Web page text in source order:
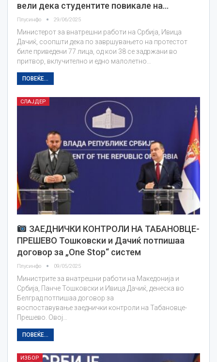
вели дека студентите повикале на…
Плусинфо 29/06/2025
Министерот за внатрешни работи на Србија, Ивица
Дачиќ, соопшти дека по завршувањето на протестот
биле приведени 77 лица, од кои 38 се задржани во
притвор, вклучително и едно малолетно…
ПОВЕЌЕ...
СЛАЈДЕР
ЗАЕДНИЧКИ КОНТРОЛИ НА ТАБАНОВЦЕ-
ПРЕШЕВО Тошковски и Дачиќ потпишаа
договор за „One Stop“ систем
Плусинфо 09/05/2025
Министрите за внатрешни работи на Македонија и
Србија, Панче Тошковски и Ивица Дачиќ, денеска во
Белград потпишаа договор за
воспоставување заеднички контроли на Табановце-
Прешево. Овој…
ПОВЕЌЕ...
ИЗБОР